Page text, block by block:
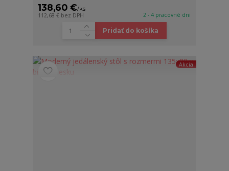
138,60 €/ks
112,68 € bez DPH 2 - 4 pracovné dni
Pridať do košíka
Akcia